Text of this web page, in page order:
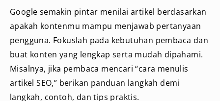
Google semakin pintar menilai artikel berdasarkan
apakah kontenmu mampu menjawab pertanyaan
pengguna. Fokuslah pada kebutuhan pembaca dan
buat konten yang lengkap serta mudah dipahami.
Misalnya, jika pembaca mencari “cara menulis
artikel SEO,” berikan panduan langkah demi
langkah, contoh, dan tips praktis.